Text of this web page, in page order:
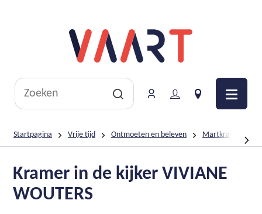
Lokaal
bestuur
Beerse
Wat
zoek
je?
Meld
Vacatures
2340
Menu
Startpagina Vrije tijd Ontmoeten en beleven Martkramers in
Kramer in de kijker VIVIANE
WOUTERS